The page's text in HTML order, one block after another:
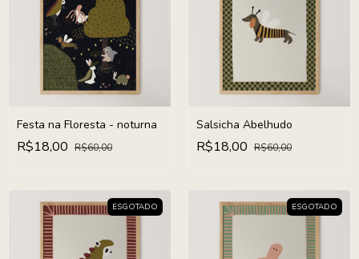
Festa na Floresta - noturna
R$18,00 R$60,00
Salsicha Abelhudo
R$18,00 R$60,00
ESGOTADO ESGOTADO